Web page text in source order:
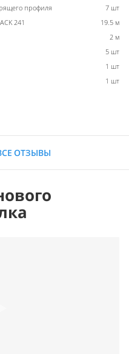
профиля
7 шт
241
19.5 м
2 м
5 шт
1 шт
1 шт
ОТЗЫВЫ